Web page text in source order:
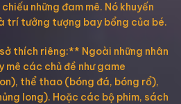
những đam mê. Nó khuyến
trí tưởng tượng bay bổng của bé.
thích riêng:** Ngoài những nhân
các chủ đề như game
thể thao (bóng đá, bóng rổ),
long). Hoặc các bộ phim, sách